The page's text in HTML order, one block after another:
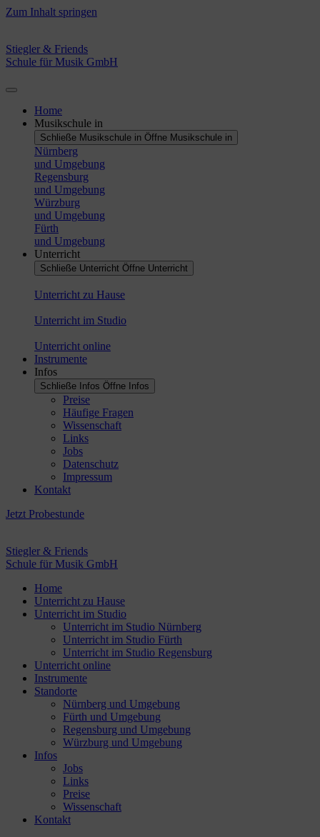
Zum Inhalt springen
Stiegler & Friends
Schule für Musik GmbH
Home
Musikschule in
Schließe Musikschule in Öffne Musikschule in
Nürnberg
und Umgebung
Regensburg
und Umgebung
Würzburg
und Umgebung
Fürth
und Umgebung
Unterricht
Schließe Unterricht Öffne Unterricht
Unterricht zu Hause
Unterricht im Studio
Unterricht online
Instrumente
Infos
Schließe Infos Öffne Infos
Preise
Häufige Fragen
Wissenschaft
Links
Jobs
Datenschutz
Impressum
Kontakt
Jetzt Probestunde
Stiegler & Friends
Schule für Musik GmbH
Home
Unterricht zu Hause
Unterricht im Studio
Unterricht im Studio Nürnberg
Unterricht im Studio Fürth
Unterricht im Studio Regensburg
Unterricht online
Instrumente
Standorte
Nürnberg und Umgebung
Fürth und Umgebung
Regensburg und Umgebung
Würzburg und Umgebung
Infos
Jobs
Links
Preise
Wissenschaft
Kontakt